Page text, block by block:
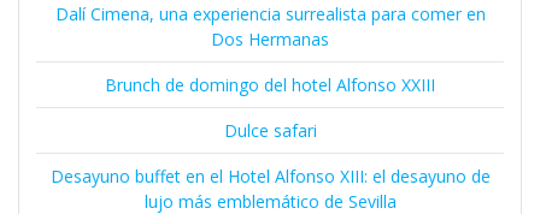
Dalí Cimena, una experiencia surrealista para comer en
Dos Hermanas
Brunch de domingo del hotel Alfonso XXIII
Dulce safari
Desayuno buffet en el Hotel Alfonso XIII: el desayuno de
lujo más emblemático de Sevilla